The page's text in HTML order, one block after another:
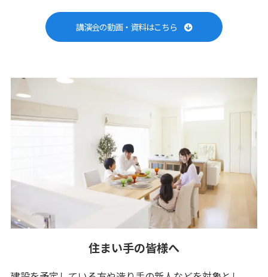
講演会の動画・資料はこちら
住まい手の皆様へ